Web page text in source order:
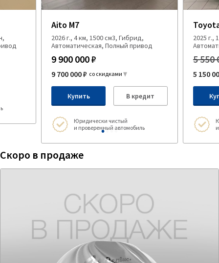
Aito M7
2026 г., 4 км, 1500 см3, Гибрид,
Автоматическая, Полный привод
9 900 000 ₽
9 700 000 ₽ со скидками
Купить В кредит
Юридически чистый
и проверенный автомобиль
2025 г.,
5 550
5 150
Скоро в продаже